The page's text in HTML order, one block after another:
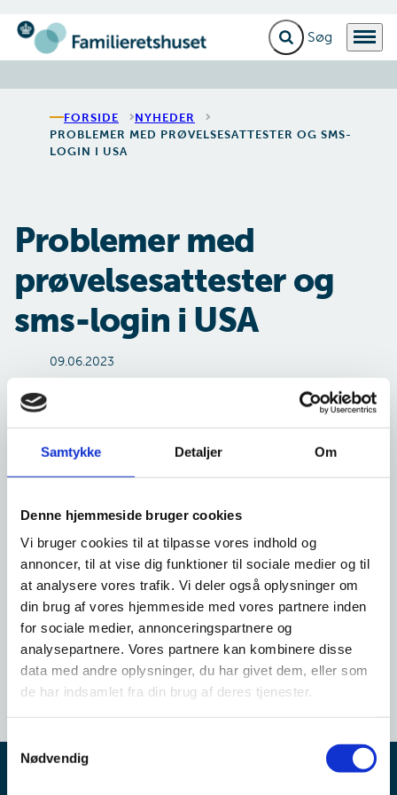
Samtykke Detaljer Om
Denne hjemmeside bruger cookies
Vi bruger cookies til at tilpasse vores indhold og
annoncer, til at vise dig funktioner til sociale medier og til
at analysere vores trafik. Vi deler også oplysninger om
din brug af vores hjemmeside med vores partnere inden
for sociale medier, annonceringspartnere og
analysepartnere. Vores partnere kan kombinere disse
data med andre oplysninger, du har givet dem, eller som
de har indsamlet fra din brug af deres tjenester.
S
Nødvendig
Gå til forsiden Fold søgefelt ud
Menu
FORSIDE
NYHEDER
PROBLEMER MED PRØVELSESATTESTER OG SMS-
LOGIN I USA
Problemer med
prøvelsesattester og
sms-login i USA
09.06.2023
Borgere bosiddende i Nordamerika har i øjeblikket
problemer med at modtage sms’er til sms-login, når
de ansøger om en prøvelsesattest i forbindelse med
deres internationale ægteskab.
Hvis du har udfyldt selvbetjeningsblanketten, for at ansøge om en
prøvelsesattest fra dit opholdssted i USA, og ikke modtager en
sms i løbet af 1 time, skal du prøve at sende ansøgningen igen.
Har du ikke modtaget en sms efter to eller flere forsøg, skal du
kontakte os på e-mail:post@familieretshuset.dk
Vi beklager situationen, og vi undersøger i øjeblikket, hvorfor
nogle borgere oplever ustabilitet med sms-login.